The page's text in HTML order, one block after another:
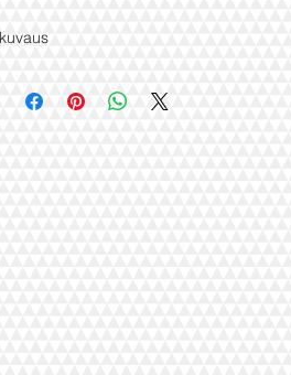
kuvaus
käsinsolmittu vintage kelim tyynynpäällinen